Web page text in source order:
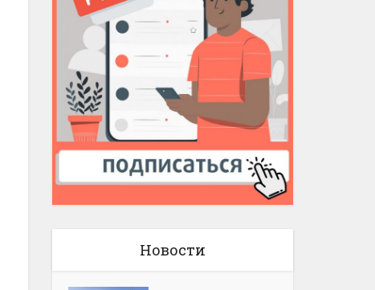
Новости